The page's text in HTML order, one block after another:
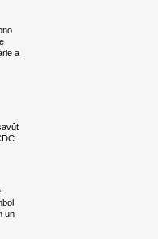
a
un